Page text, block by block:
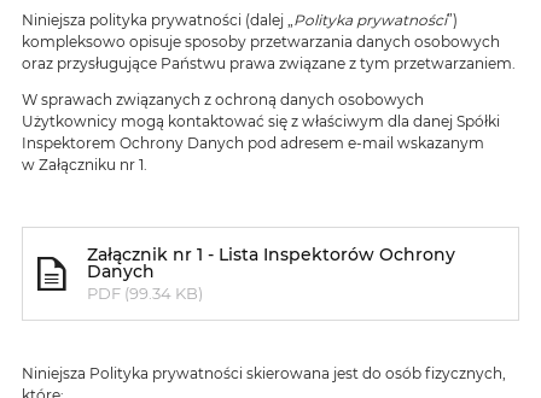
Niniejsza polityka prywatności (dalej „Polityka prywatności”)
kompleksowo opisuje sposoby przetwarzania danych osobowych
oraz przysługujące Państwu prawa związane z tym przetwarzaniem.
W sprawach związanych z ochroną danych osobowych
Użytkownicy mogą kontaktować się z właściwym dla danej Spółki
Inspektorem Ochrony Danych pod adresem e-mail wskazanym
w Załączniku nr 1.
Załącznik nr 1 - Lista Inspektorów Ochrony
Danych
PDF (99.34 KB)
Niniejsza Polityka prywatności skierowana jest do osób fizycznych,